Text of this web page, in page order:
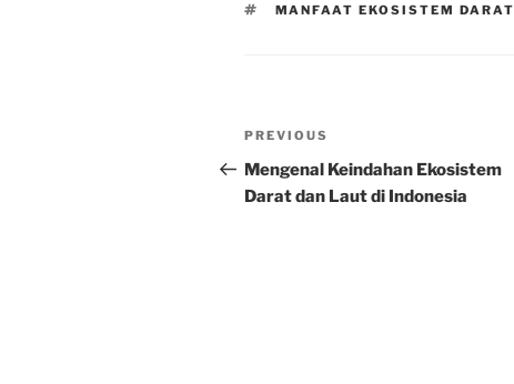
TAGS
MANFAAT EKOSISTEM DARAT
Post
navigation
Previous
Post
PREVIOUS
Mengenal Keindahan Ekosistem
Darat dan Laut di Indonesia